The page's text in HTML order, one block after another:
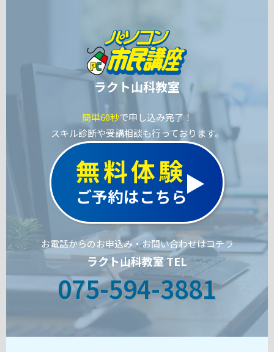
ラクト山科教室
簡単60秒で申し込み完了！
スキル診断や受講相談も行っております。
無料体験
ご予約はこちら
お電話からのお申込み・お問い合わせはコチラ
ラクト山科教室 TEL
075-594-3881